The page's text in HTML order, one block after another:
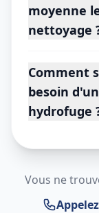
moyenne
nettoyage
Comment
besoin
hydrofuge
Vous ne